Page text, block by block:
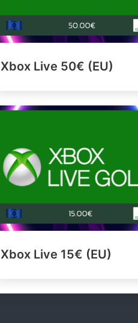
Xbox Live 50€ (EU)
Xbox Live 15€ (EU)